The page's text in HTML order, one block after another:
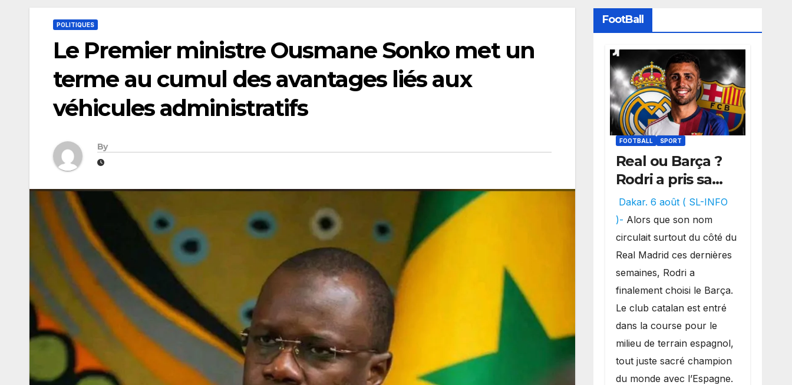
POLITIQUES
Le Premier ministre Ousmane Sonko met un
terme au cumul des avantages liés aux
véhicules administratifs
By
FootBall
FOOTBALL SPORT
Real ou Barça ?
Rodri a pris sa
décision, un
choix qui
pourrait faire
grand bruit sur
le marché des
transferts.
Dakar. 6 août ( SL-INFO
)- Alors que son nom
circulait surtout du côté du
Real Madrid ces dernières
semaines, Rodri a
finalement choisi le Barça.
Le club catalan est entré
dans la course pour le
milieu de terrain espagnol,
tout juste sacré champion
du monde avec l’Espagne.